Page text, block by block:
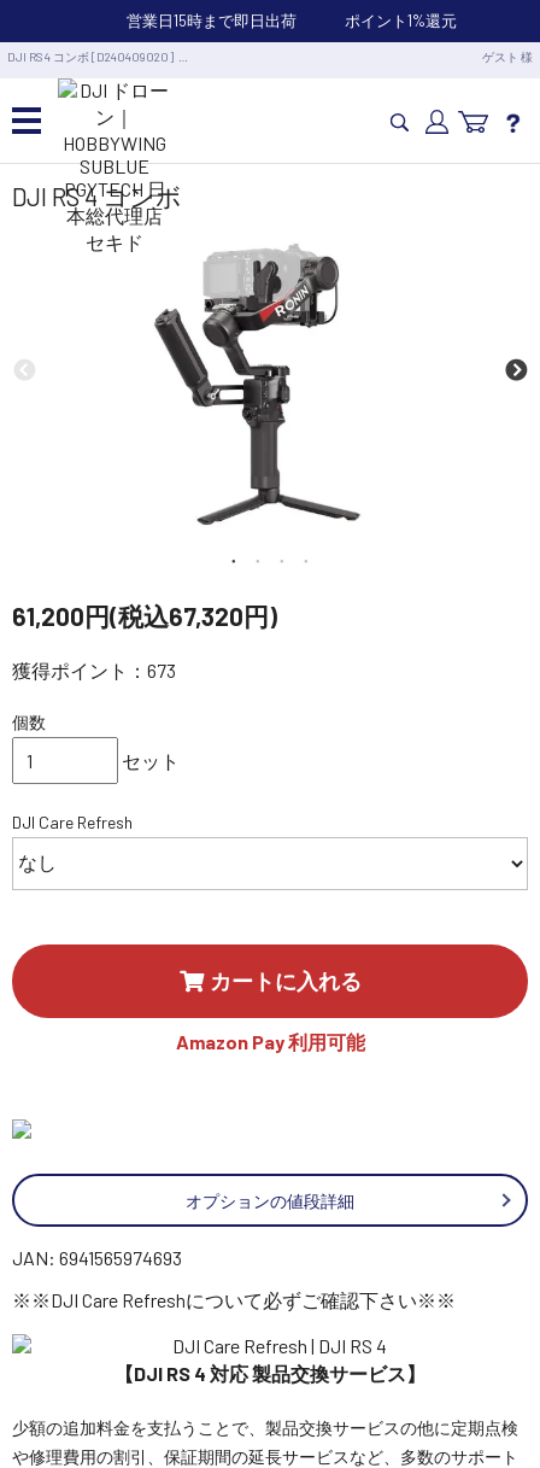
営業日15時まで即日出荷 ポイント1%還元
DJI RS 4 コンボ [D240409020] … ゲスト 様
カメラドローン・生活家電
カメラ・スタビライザー
水中ドローン(ROV)・水中スクーター
講習会･国家資格･WEBセミナー
定期配信!
DJI RS 4 コンボ
61,200円(税込67,320円)
獲得ポイント：673
個数
セット
DJI Care Refresh
カートに入れる
Amazon Pay 利用可能
オプションの値段詳細
JAN: 6941565974693
※※DJI Care Refreshについて必ずご確認下さい※※
【DJI RS 4 対応 製品交換サービス】
少額の追加料金を支払うことで、製品交換サービスの他に定期点検
や修理費用の割引、保証期間の延長サービスなど、多数のサポート